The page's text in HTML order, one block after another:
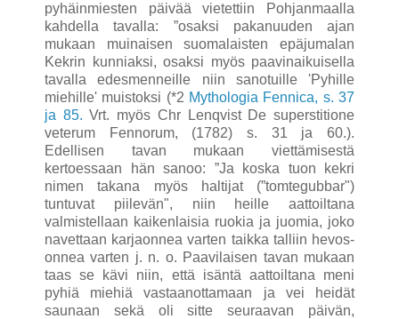
pyhäinmiesten päivää vietettiin Pohjan­maalla
kahdella tavalla: ”osaksi pakanuuden ajan
mukaan muinaisen suomalaisten epäjumalan
Kekrin kunniaksi, osaksi myös paavinaikuisella
tavalla edesmenneille niin sanotuille 'Pyhille
miehille' muistoksi (*2 Mythologia Fennica, s. 37
ja 85. Vrt. myös Chr Lenqvist De superstitione
veterum Fennorum, (1782) s. 31 ja 60.).
Edellisen tavan mukaan viettämisestä
kertoessaan hän sanoo: ”Ja koska tuon kekri
nimen takana myös haltijat (”tomtegubbar")
tuntuvat piilevän", niin heille aattoiltana
valmistellaan kaikenlaisia ruokia ja juomia, joko
navettaan karjaonnea varten taikka talliin hevos-
onnea varten j. n. o. Paavilaisen tavan mukaan
taas se kävi niin, että isäntä aattoiltana meni
pyhiä miehiä vastaanottamaan ja vei heidät
saunaan sekä oli sitte seuraavan päivän,